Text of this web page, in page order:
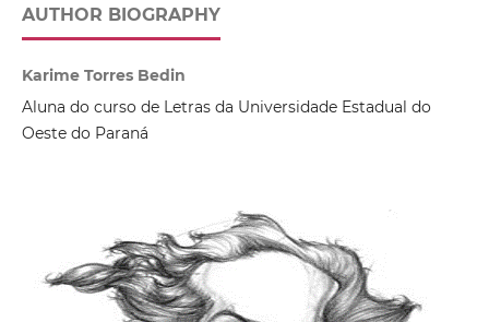
AUTHOR BIOGRAPHY
Karime Torres Bedin
Aluna do curso de Letras da Universidade Estadual do
Oeste do Paraná